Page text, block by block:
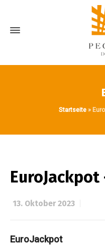
Startseite»
EuroJackpot
13. Oktober 2023
EuroJackpot